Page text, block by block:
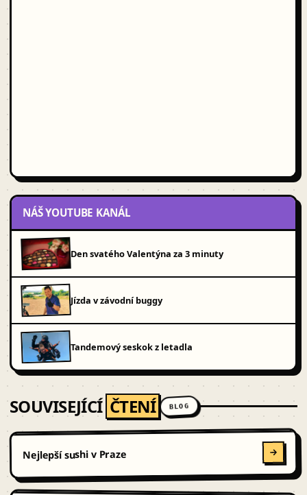
NÁŠ YOUTUBE KANÁL
Den svatého Valentýna za 3 minuty
Jízda v závodní buggy
Tandemový seskok z letadla
SOUVISEJÍCÍ ČTENÍ BLOG
Nejlepší sushi v Praze